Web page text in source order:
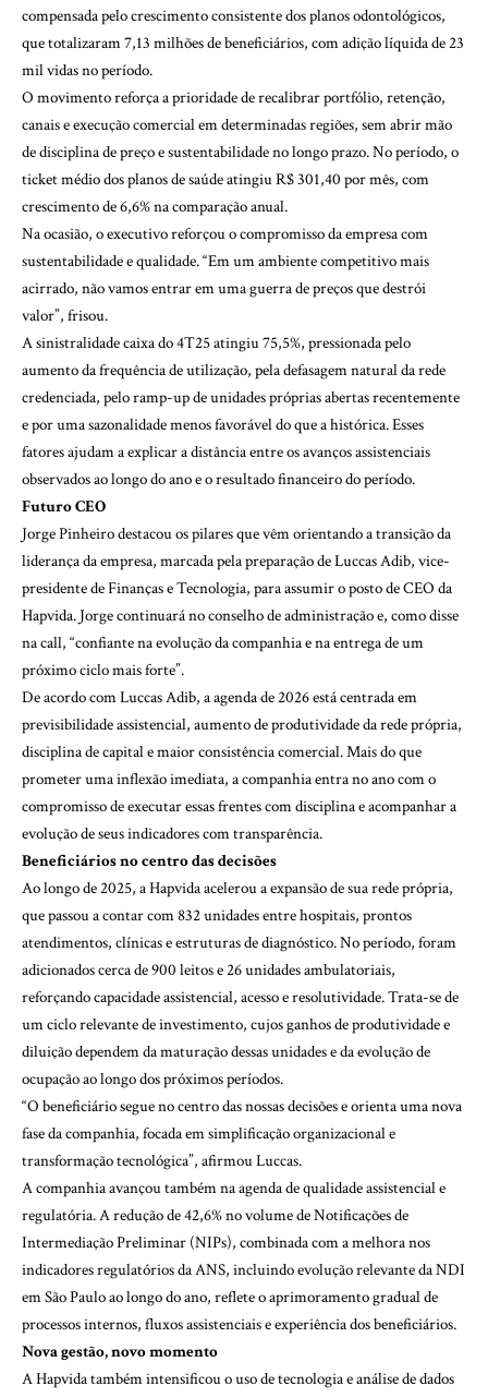
compensada pelo crescimento consistente dos planos odontológicos,
que totalizaram 7,13 milhões de beneficiários, com adição líquida de 23
mil vidas no período.
O movimento reforça a prioridade de recalibrar portfólio, retenção,
canais e execução comercial em determinadas regiões, sem abrir mão
de disciplina de preço e sustentabilidade no longo prazo. No período, o
ticket médio dos planos de saúde atingiu R$ 301,40 por mês, com
crescimento de 6,6% na comparação anual.
Na ocasião, o executivo reforçou o compromisso da empresa com
sustentabilidade e qualidade. “Em um ambiente competitivo mais
acirrado, não vamos entrar em uma guerra de preços que destrói
valor”, frisou.
A sinistralidade caixa do 4T25 atingiu 75,5%, pressionada pelo
aumento da frequência de utilização, pela defasagem natural da rede
credenciada, pelo ramp-up de unidades próprias abertas recentemente
e por uma sazonalidade menos favorável do que a histórica. Esses
fatores ajudam a explicar a distância entre os avanços assistenciais
observados ao longo do ano e o resultado financeiro do período.
Futuro CEO
Jorge Pinheiro destacou os pilares que vêm orientando a transição da
liderança da empresa, marcada pela preparação de Luccas Adib, vice-
presidente de Finanças e Tecnologia, para assumir o posto de CEO da
Hapvida. Jorge continuará no conselho de administração e, como disse
na call, “confiante na evolução da companhia e na entrega de um
próximo ciclo mais forte”.
De acordo com Luccas Adib, a agenda de 2026 está centrada em
previsibilidade assistencial, aumento de produtividade da rede própria,
disciplina de capital e maior consistência comercial. Mais do que
prometer uma inflexão imediata, a companhia entra no ano com o
compromisso de executar essas frentes com disciplina e acompanhar a
evolução de seus indicadores com transparência.
Beneficiários no centro das decisões
Ao longo de 2025, a Hapvida acelerou a expansão de sua rede própria,
que passou a contar com 832 unidades entre hospitais, prontos
atendimentos, clínicas e estruturas de diagnóstico. No período, foram
adicionados cerca de 900 leitos e 26 unidades ambulatoriais,
reforçando capacidade assistencial, acesso e resolutividade. Trata-se de
um ciclo relevante de investimento, cujos ganhos de produtividade e
diluição dependem da maturação dessas unidades e da evolução de
ocupação ao longo dos próximos períodos.
“O beneficiário segue no centro das nossas decisões e orienta uma nova
fase da companhia, focada em simplificação organizacional e
transformação tecnológica”, afirmou Luccas.
A companhia avançou também na agenda de qualidade assistencial e
regulatória. A redução de 42,6% no volume de Notificações de
Intermediação Preliminar (NIPs), combinada com a melhora nos
indicadores regulatórios da ANS, incluindo evolução relevante da NDI
em São Paulo ao longo do ano, reflete o aprimoramento gradual de
processos internos, fluxos assistenciais e experiência dos beneficiários.
Nova gestão, novo momento
A Hapvida também intensificou o uso de tecnologia e análise de dados